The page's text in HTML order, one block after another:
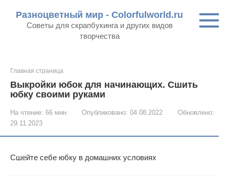
контенту
Разноцветный мир - Colorfulworld.ru
Советы для скрапбукинга и других видов
творчества
Главная страница
Выкройки юбок для начинающих. Сшить
юбку своими руками
На чтение: 66 мин Опубликовано: 04.08.2022
Обновлено:
29.11.2023
Сшейте себе юбку в домашних условиях